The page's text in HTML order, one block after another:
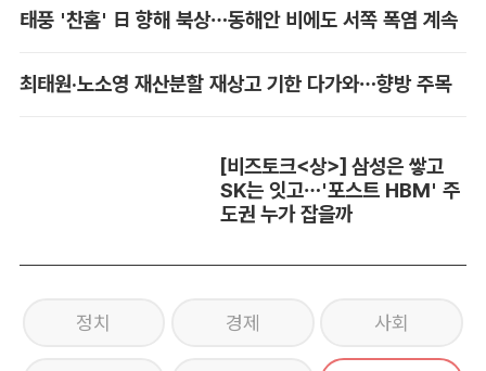
태풍 '찬홈' 日 향해 북상…동해안 비에도 서쪽 폭염 계속
최태원·노소영 재산분할 재상고 기한 다가와…향방 주목
[비즈토크<상>] 삼성은 쌓고
SK는 잇고…'포스트 HBM' 주
도권 누가 잡을까
정치 경제 사회